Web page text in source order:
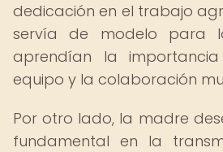
dedicación en el trabajo
servía de modelo para
aprendían la
equipo y la colaboración
Por otro lado, la madre
fundamental en la